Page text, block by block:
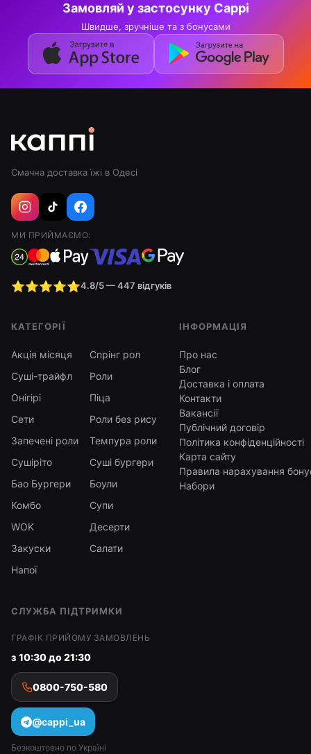
Замовляй у застосунку Cappi
Швидше, зручніше та з бонусами
Смачна доставка їжі в Одесі
МИ ПРИЙМАЄМО:
⭐⭐⭐⭐⭐4.8/5 — 447 відгуків
КАТЕГОРІЇ
Акція місяця
Спрінг рол
Суші-трайфл
Роли
Онігірі
Піца
Сети
Роли без рису
Запечені роли
Темпура роли
Сушіріто
Суші бургери
Бао Бургери
Боули
Комбо
Супи
WOK
Десерти
Закуски
Салати
Напої
ІНФОРМАЦІЯ
Про нас
Блог
Доставка і оплата
Контакти
Вакансії
Публічний договір
Політика конфіденційності
Карта сайту
Правила нарахування
Набори
СЛУЖБА ПІДТРИМКИ
ГРАФІК ПРИЙОМУ ЗАМОВЛЕНЬ
з 10:30 до 21:30
0800-750-580
@cappi_ua
Безкоштовно по Україні